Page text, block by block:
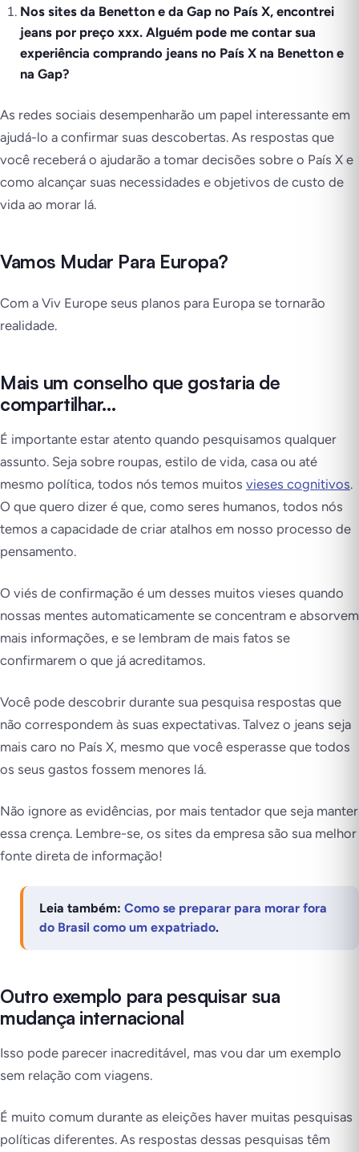
Nos sites da Benetton e da Gap no País X, encontrei
jeans por preço xxx. Alguém pode me contar sua
experiência comprando jeans no País X na Benetton e
na Gap?
As redes sociais desempenharão um papel interessante em
ajudá-lo a confirmar suas descobertas. As respostas que
você receberá o ajudarão a tomar decisões sobre o País X e
como alcançar suas necessidades e objetivos de custo de
vida ao morar lá.
Vamos Mudar Para Europa?
Com a Viv Europe seus planos para Europa se tornarão
realidade.
Mais um conselho que gostaria de
compartilhar…
É importante estar atento quando pesquisamos qualquer
assunto. Seja sobre roupas, estilo de vida, casa ou até
mesmo política, todos nós temos muitos vieses cognitivos.
O que quero dizer é que, como seres humanos, todos nós
temos a capacidade de criar atalhos em nosso processo de
pensamento.
O viés de confirmação é um desses muitos vieses quando
nossas mentes automaticamente se concentram e absorvem
mais informações, e se lembram de mais fatos se
confirmarem o que já acreditamos.
Você pode descobrir durante sua pesquisa respostas que
não correspondem às suas expectativas. Talvez o jeans seja
mais caro no País X, mesmo que você esperasse que todos
os seus gastos fossem menores lá.
Não ignore as evidências, por mais tentador que seja manter
essa crença. Lembre-se, os sites da empresa são sua melhor
fonte direta de informação!
Leia também: Como se preparar para morar fora
do Brasil como um expatriado.
Outro exemplo para pesquisar sua
mudança internacional
Isso pode parecer inacreditável, mas vou dar um exemplo
sem relação com viagens.
É muito comum durante as eleições haver muitas pesquisas
políticas diferentes. As respostas dessas pesquisas têm